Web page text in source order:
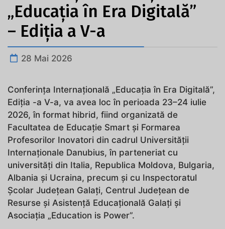
„Educația în Era Digitală”
– Ediția a V-a
28 Mai 2026
Conferința Internațională „Educația în Era Digitală”,
Ediția -a V-a, va avea loc în perioada 23–24 iulie
2026, în format hibrid, fiind organizată de
Facultatea de Educație Smart și Formarea
Profesorilor Inovatori din cadrul Universității
Internaționale Danubius, în parteneriat cu
universități din Italia, Republica Moldova, Bulgaria,
Albania și Ucraina, precum și cu Inspectoratul
Școlar Județean Galați, Centrul Județean de
Resurse și Asistență Educațională Galați și
Asociația „Education is Power”.